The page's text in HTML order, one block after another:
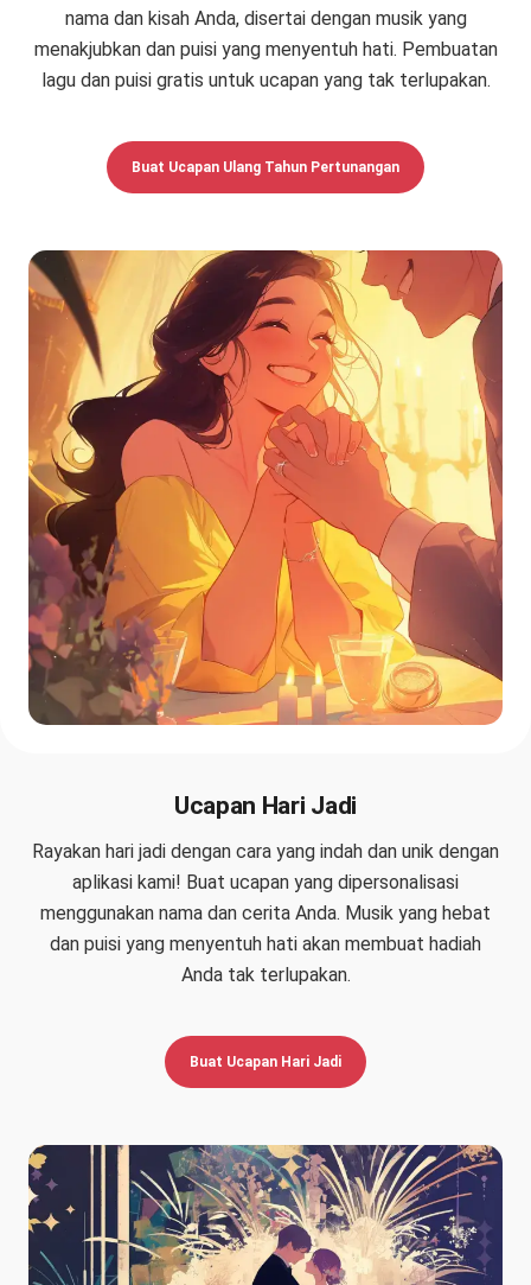
nama dan kisah Anda, disertai dengan musik yang
menakjubkan dan puisi yang menyentuh hati. Pembuatan
lagu dan puisi gratis untuk ucapan yang tak terlupakan.
Buat Ucapan Ulang Tahun Pertunangan
Ucapan Hari Jadi
Rayakan hari jadi dengan cara yang indah dan unik dengan
aplikasi kami! Buat ucapan yang dipersonalisasi
menggunakan nama dan cerita Anda. Musik yang hebat
dan puisi yang menyentuh hati akan membuat hadiah
Anda tak terlupakan.
Buat Ucapan Hari Jadi